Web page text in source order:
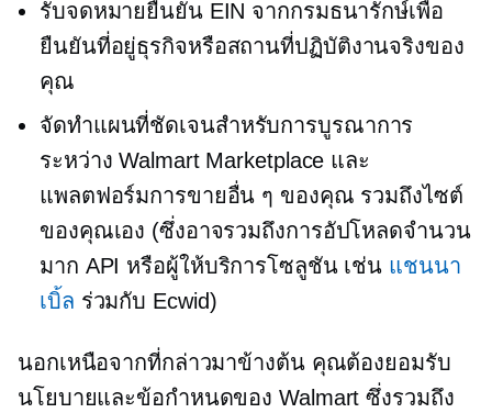
รับจดหมายยืนยัน EIN จากกรมธนารักษ์เพื่อ
ยืนยันที่อยู่ธุรกิจหรือสถานที่ปฏิบัติงานจริงของ
คุณ
จัดทำแผนที่ชัดเจนสำหรับการบูรณาการ
ระหว่าง Walmart Marketplace และ
แพลตฟอร์มการขายอื่น ๆ ของคุณ รวมถึงไซต์
ของคุณเอง (ซึ่งอาจรวมถึงการอัปโหลดจำนวน
มาก API หรือผู้ให้บริการโซลูชัน เช่น แชนนา
เบิ้ล ร่วมกับ Ecwid)
นอกเหนือจากที่กล่าวมาข้างต้น คุณต้องยอมรับ
นโยบายและข้อกำหนดของ Walmart ซึ่งรวมถึง